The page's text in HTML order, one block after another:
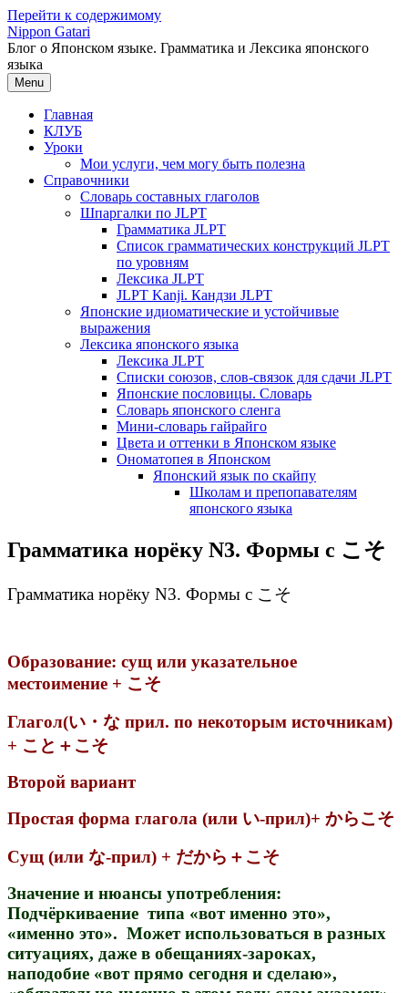
Перейти к содержимому
Nippon Gatari
Блог о Японском языке. Грамматика и Лексика японского
языка
Menu
Главная
КЛУБ
Уроки
Мои услуги, чем могу быть полезна
Справочники
Словарь составных глаголов
Шпаргалки по JLPT
Грамматика JLPT
Список грамматических конструкций JLPT
по уровням
Лексика JLPT
JLPT Kanji. Кандзи JLPT
Японские идиоматические и устойчивые
выражения
Лексика японского языка
Лексика JLPT
Списки союзов, слов-связок для сдачи JLPT
Японские пословицы. Словарь
Словарь японского сленга
Мини-словарь гайрайго
Цвета и оттенки в Японском языке
Ономатопея в Японском
Японский язык по скайпу
Школам и препопавателям
японского языка
Грамматика норёку N3. Формы с こそ
Грамматика норёку N3. Формы с こそ
Образование: сущ или указательное
местоимение + こそ
Глагол(い・な прил. по некоторым источникам)
+ こと＋こそ
Второй вариант
Простая форма глагола (или い-прил)+ からこそ
Сущ (или な-прил) + だから＋こそ
Значение и нюансы употребления:
Подчёркиваение типа «вот именно это»,
«именно это». Может использоваться в разных
ситуациях, даже в обещаниях-зароках,
наподобие «вот прямо сегодня и сделаю»,